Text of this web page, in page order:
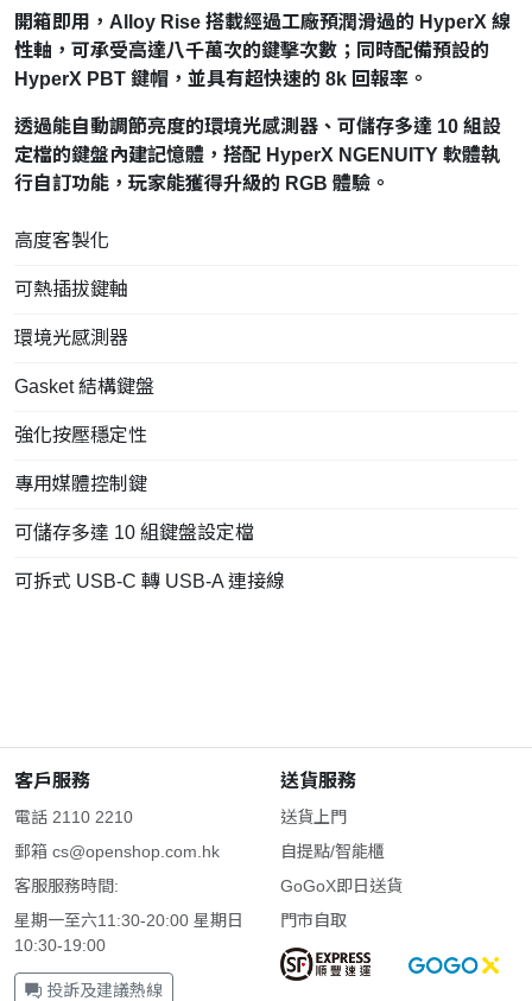
開箱即用，Alloy Rise 搭載經過工廠預潤滑過的 HyperX 線
性軸，可承受高達八千萬次的鍵擊次數；同時配備預設的
HyperX PBT 鍵帽，並具有超快速的 8k 回報率。
透過能自動調節亮度的環境光感測器、可儲存多達 10 組設
定檔的鍵盤內建記憶體，搭配 HyperX NGENUITY 軟體執
行自訂功能，玩家能獲得升級的 RGB 體驗。
高度客製化
可熱插拔鍵軸
環境光感測器
Gasket 結構鍵盤
強化按壓穩定性
專用媒體控制鍵
可儲存多達 10 組鍵盤設定檔
可拆式 USB-C 轉 USB-A 連接線
客戶服務
電話 2110 2210
郵箱 cs@openshop.com.hk
客服服務時間:
星期一至六11:30-20:00 星期日
10:30-19:00
投訴及建議熱線
送貨服務
送貨上門
自提點/智能櫃
GoGoX即日送貨
門市自取